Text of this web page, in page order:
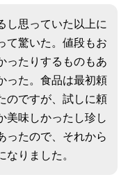
し思っていた以上に
て驚いた。値段もお
ったりするものもあ
った。食品は最初頼
のですが、試しに頼
美味しかったし珍し
ったので、それから
なりました。